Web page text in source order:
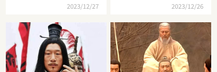
2023/12/27 2023/12/26